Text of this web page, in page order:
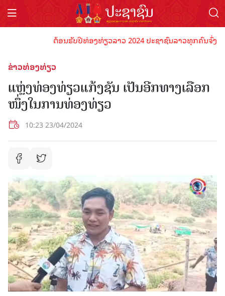
ຕ້ອນຮັບປີທ່ອງທ່ຽວລາວ 2024 ປະຊາຊົນລາວທຸກຄົນຈົ່ງພ້
ຂ່າວທ່ອງທ່ຽວ
ແຫຼ່ງທ່ອງທ່ຽວແກ້ງຊັນ ເປັນອີກທາງເລືອກ
ໜຶ່ງໃນການທ່ອງທ່ຽວ
10:23 23/04/2024